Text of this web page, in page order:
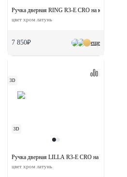
еще
Ручка дверная RING R3-E CRO на круглой
цвет хром латунь
7 850₽
3D
3D
Ручка дверная LILLA R3-E CRO на круглой
цвет хром латунь